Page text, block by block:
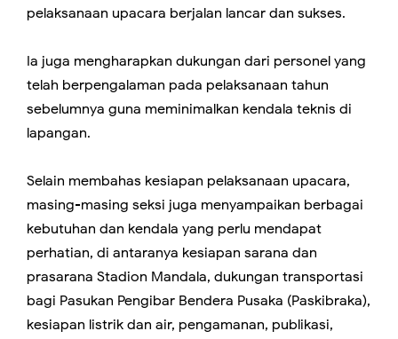
pelaksanaan upacara berjalan lancar dan sukses.
Ia juga mengharapkan dukungan dari personel yang
telah berpengalaman pada pelaksanaan tahun
sebelumnya guna meminimalkan kendala teknis di
lapangan.
Selain membahas kesiapan pelaksanaan upacara,
masing-masing seksi juga menyampaikan berbagai
kebutuhan dan kendala yang perlu mendapat
perhatian, di antaranya kesiapan sarana dan
prasarana Stadion Mandala, dukungan transportasi
bagi Pasukan Pengibar Bendera Pusaka (Paskibraka),
kesiapan listrik dan air, pengamanan, publikasi,